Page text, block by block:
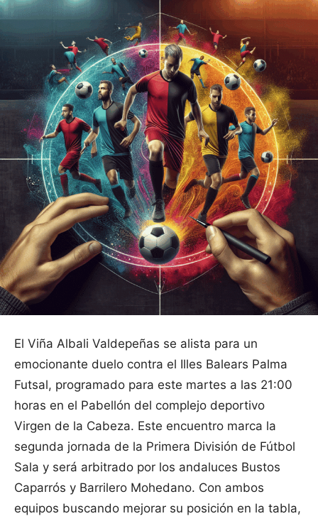
El Viña Albali Valdepeñas se alista para un
emocionante duelo contra el Illes Balears Palma
Futsal, programado para este martes a las 21:00
horas en el Pabellón del complejo deportivo
Virgen de la Cabeza. Este encuentro marca la
segunda jornada de la Primera División de Fútbol
Sala y será arbitrado por los andaluces Bustos
Caparrós y Barrilero Mohedano. Con ambos
equipos buscando mejorar su posición en la tabla,